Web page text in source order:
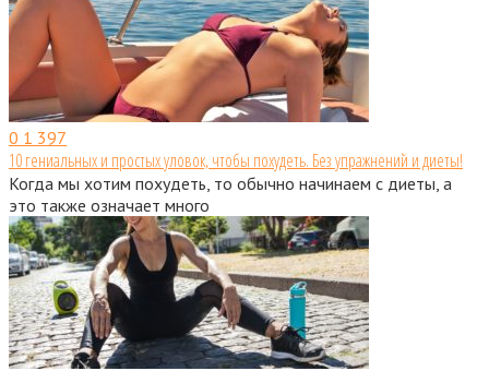
0 1 397
10 гениальных и простых уловок, чтобы похудеть. Без упражнений и диеты!
Когда мы хотим похудеть, то обычно начинаем с диеты, а
это также означает много